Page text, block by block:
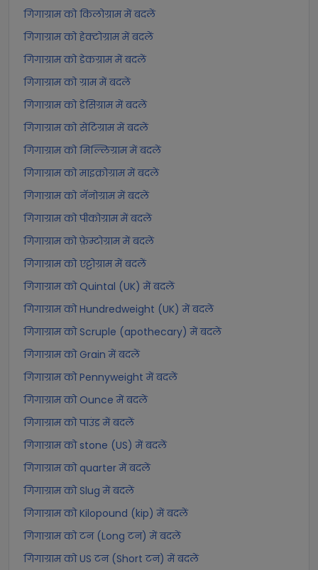
गिगाग्राम को किलोग्राम में बदलें
गिगाग्राम को हेक्टोग्राम में बदलें
गिगाग्राम को डेकग्राम में बदलें
गिगाग्राम को ग्राम में बदलें
गिगाग्राम को डेसिग्राम में बदलें
गिगाग्राम को सेंटिग्राम में बदलें
गिगाग्राम को मिल्लिग्राम में बदलें
गिगाग्राम को माइक्रोग्राम में बदलें
गिगाग्राम को नॅनोग्राम में बदलें
गिगाग्राम को पीकोग्राम में बदलें
गिगाग्राम को फ़ेम्टोग्राम में बदलें
गिगाग्राम को एट्टोग्राम में बदलें
गिगाग्राम को Quintal (UK) में बदलें
गिगाग्राम को Hundredweight (UK) में बदलें
गिगाग्राम को Scruple (apothecary) में बदलें
गिगाग्राम को Grain में बदलें
गिगाग्राम को Pennyweight में बदलें
गिगाग्राम को Ounce में बदलें
गिगाग्राम को पाउंड में बदलें
गिगाग्राम को stone (US) में बदलें
गिगाग्राम को quarter में बदलें
गिगाग्राम को Slug में बदलें
गिगाग्राम को Kilopound (kip) में बदलें
गिगाग्राम को टन (Long टन) में बदलें
गिगाग्राम को US टन (Short टन) में बदलें